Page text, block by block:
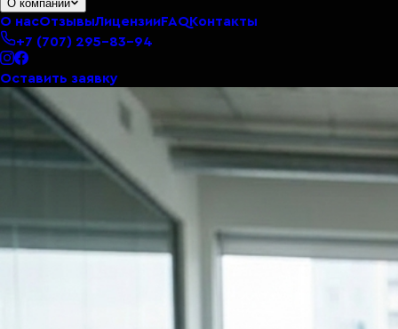
О компании
О насОтзывыЛицензииFAQКонтакты
+7 (707) 295-83-94
Оставить заявку